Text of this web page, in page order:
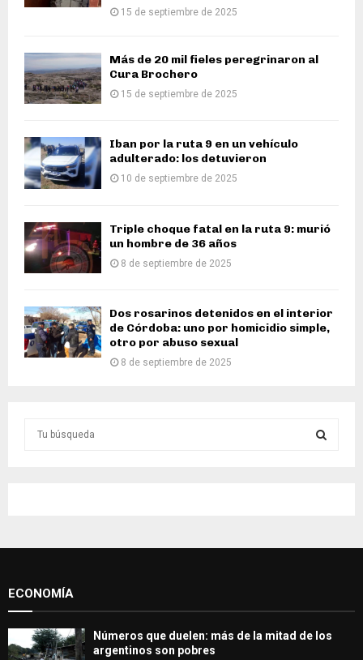
15 de septiembre de 2025
Más de 20 mil fieles peregrinaron al
Cura Brochero
15 de septiembre de 2025
Iban por la ruta 9 en un vehículo
adulterado: los detuvieron
10 de septiembre de 2025
Triple choque fatal en la ruta 9: murió
un hombre de 36 años
8 de septiembre de 2025
Dos rosarinos detenidos en el interior
de Córdoba: uno por homicidio simple,
otro por abuso sexual
8 de septiembre de 2025
o
H
ECONOMÍA
Números que duelen: más de la mitad de los
argentinos son pobres